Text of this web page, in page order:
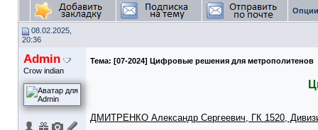
08.02.2025,
20:36
Admin
Crow indian
Тема: [07-2024] Цифровые решения для метрополитенов
ДМИТРЕНКО Александр Сергеевич, ГК 1520,